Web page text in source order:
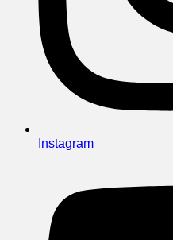
Instagram